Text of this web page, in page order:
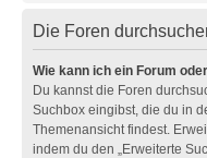
Die Foren
Wie kann ich ein Forum
Du kannst die Foren
Suchbox eingibst, die du in
Themenansicht findest.
indem du den „Erweiterte